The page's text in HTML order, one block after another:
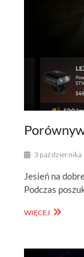
3 października
Jesień na
Podczas
WIĘCEJ